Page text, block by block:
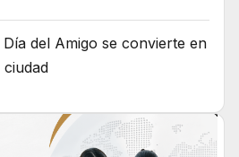
del Amigo se convierte en
ciudad